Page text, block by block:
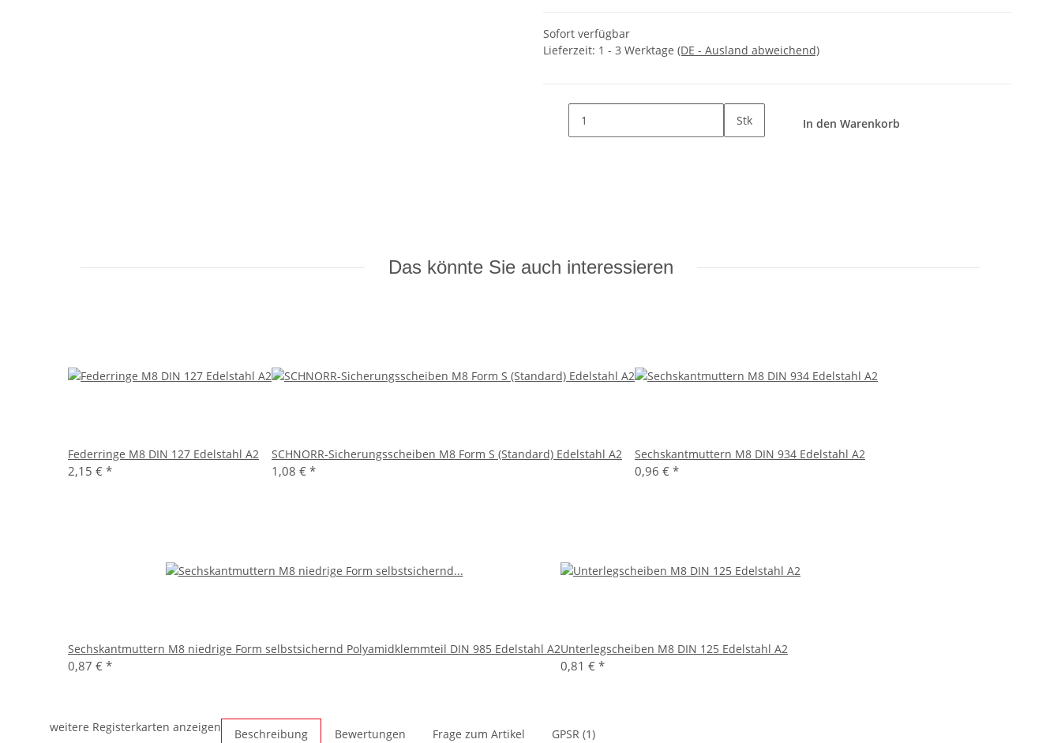
Sofort verfügbar
Lieferzeit: 1 - 3 Werktage (DE - Ausland abweichend)
Stk In den Warenkorb
Das könnte Sie auch interessieren
Federringe M8 DIN 127 Edelstahl A2
2,15 € *
SCHNORR-Sicherungsscheiben M8 Form S (Standard) Edelstahl A2
1,08 € *
Sechskantmuttern M8 DIN 934 Edelstahl A2
0,96 € *
Sechskantmuttern M8 niedrige Form selbstsichernd Polyamidklemmteil DIN 985 Edelstahl A2
0,87 € *
Unterlegscheiben M8 DIN 125 Edelstahl A2
0,81 € *
weitere Registerkarten anzeigen Beschreibung Bewertungen Frage zum Artikel GPSR (1)